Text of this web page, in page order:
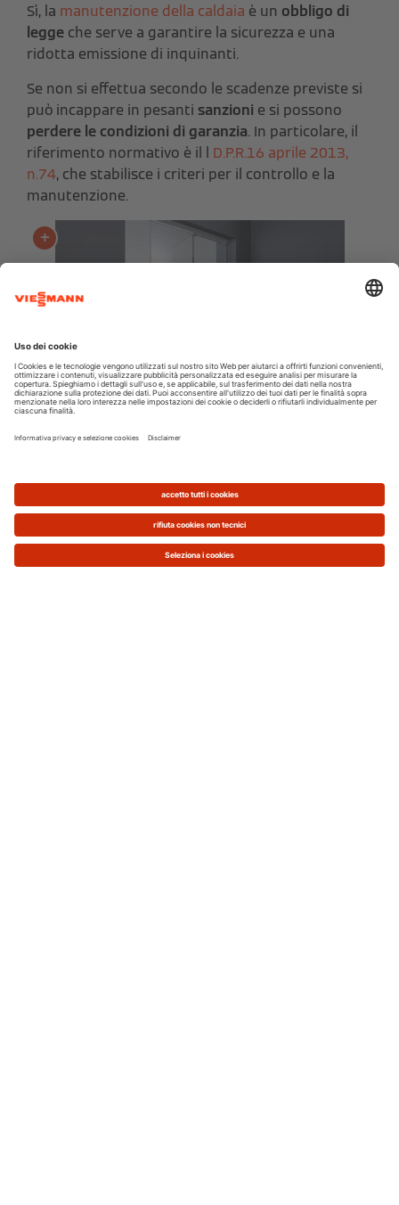
Sì, la manutenzione della caldaia è un obbligo di
legge che serve a garantire la sicurezza e una
ridotta emissione di inquinanti.
Se non si effettua secondo le scadenze previste si
può incappare in pesanti sanzioni e si possono
perdere le condizioni di garanzia. In particolare, il
riferimento normativo è il l D.P.R.16 aprile 2013,
n.74, che stabilisce i criteri per il controllo e la
manutenzione.
Se non ti ricordi quantohai fatto l’ultima
, verifica cosa è riportato sul